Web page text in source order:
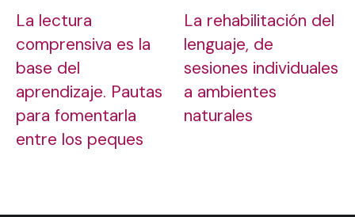
La lectura
comprensiva es la
base del
aprendizaje. Pautas
para fomentarla
entre los peques
La rehabilitación del
lenguaje, de
sesiones individuales
a ambientes
naturales